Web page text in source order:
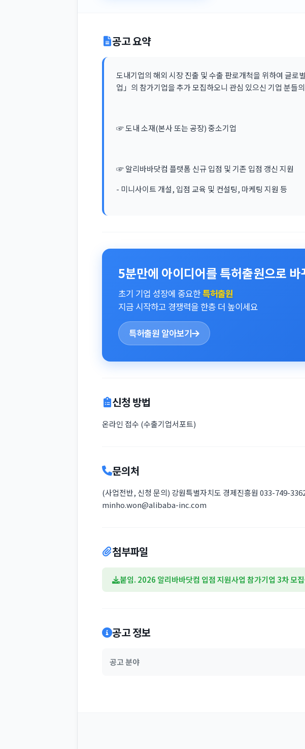
공고 요약
도내기업의 해외 시장 진출 및 수출 판로개척을 위하여 글
업」의 참가기업을 추가 모집하오니 관심 있으신 기업 분들
☞ 도내 소재(본사 또는 공장) 중소기업
☞ 알리바바닷컴 플랫폼 신규 입점 및 기존 입점 갱신 지원
- 미니사이트 개설, 입점 교육 및 컨설팅, 마케팅 지원 등
5분만에 아이디어를 특허출원으로
초기 기업 성장에 중요한특허출원
지금 시작하고 경쟁력을 한층 더 높이세요
특허출원 알아보기
신청 방법
온라인 접수 (수출기업서포트)
문의처
(사업전반, 신청 문의) 강원특별자치도 경제진흥원 033-749-
minho.won@alibaba-inc.com
첨부파일
붙임. 2026 알리바바닷컴 입점 지원사업 참가기업 3차 모
공고 정보
공고 분야